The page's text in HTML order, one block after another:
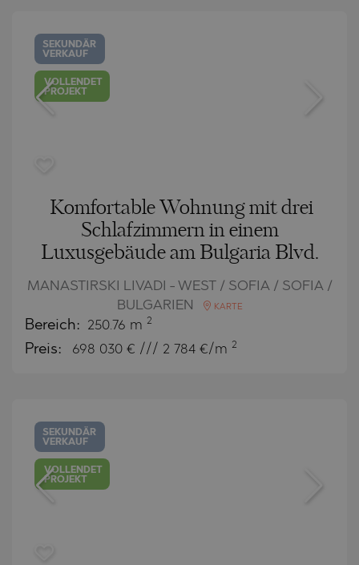
SEKUNDÄR
VERKAUF
VOLLENDET
PROJEKT
Komfortable Wohnung mit drei
Schlafzimmern in einem
Luxusgebäude am Bulgaria Blvd.
MANASTIRSKI LIVADI - WEST / SOFIA / SOFIA /
BULGARIEN
KARTE
Bereich: 250.76 m 2
Preis: 698 030 € /// 2 784 €/m 2
SEKUNDÄR
VERKAUF
VOLLENDET
PROJEKT